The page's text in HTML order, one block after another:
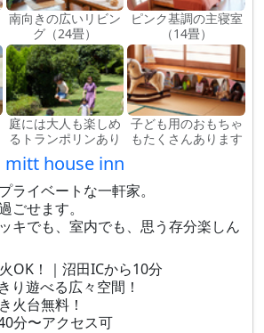
南向きの広いリビン
グ（24畳）
ピンク基調の主寝室
（14畳）
庭には大人も楽しめ
るトランポリンあり
子ども用のおもちゃ
もたくさんあります
mitt house inn
ライベートな一軒家。
ごせます。
キでも、室内でも、思う存分楽しん
OK！｜沼田ICから10分
り遊べる広々空間！
火台無料！
分〜アクセス可